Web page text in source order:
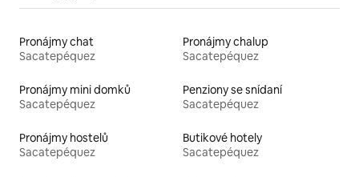
Pronájmy chat
Sacatepéquez
Pronájmy chalup
Sacatepéquez
Pronájmy mini domků
Sacatepéquez
Penziony se snídaní
Sacatepéquez
Pronájmy hostelů
Sacatepéquez
Butikové hotely
Sacatepéquez